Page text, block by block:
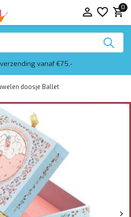
0
vanaf €75,-
doosje Ballet